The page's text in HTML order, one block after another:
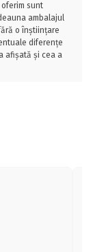
sunt
ambalajul
o înștiințare
diferențe
afișată și cea a